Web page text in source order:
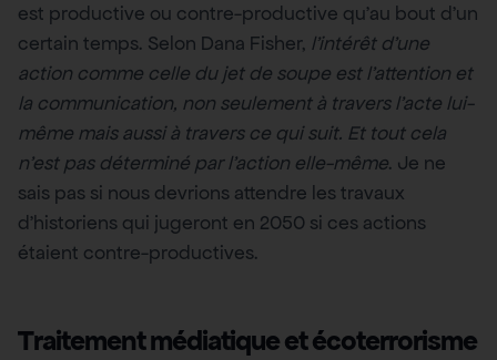
est productive ou contre-productive qu’au bout d’un
certain temps. Selon Dana Fisher, l’intérêt d’une
action comme celle du jet de soupe est l’attention et
la communication, non seulement à travers l’acte lui-
même mais aussi à travers ce qui suit. Et tout cela
n’est pas déterminé par l’action elle-même. Je ne
sais pas si nous devrions attendre les travaux
d’historiens qui jugeront en 2050 si ces actions
étaient contre-productives.
Traitement médiatique et écoterrorisme